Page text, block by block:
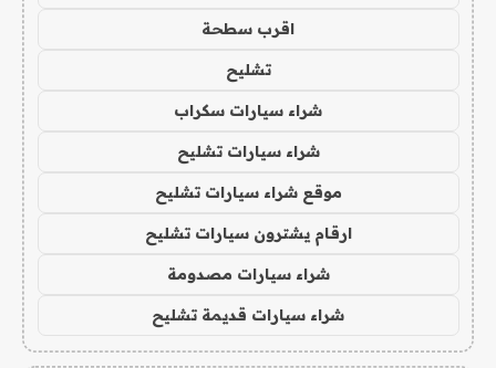
اقرب سطحة
تشليح
شراء سيارات سكراب
شراء سيارات تشليح
موقع شراء سيارات تشليح
ارقام يشترون سيارات تشليح
شراء سيارات مصدومة
شراء سيارات قديمة تشليح